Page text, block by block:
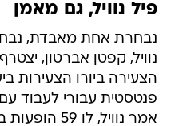
פיל נוויל, גם מאמן
נבחרת אחת מאבדת,
נוויל, קפטן אברטון,
הצעירה ביורו הצעירות
פנטסטית עבורי לעבוד
אמר נוויל,